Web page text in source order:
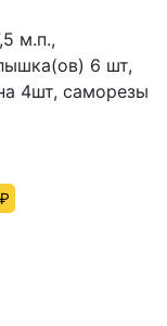
м.п.,
6 шт,
4шт, саморезы